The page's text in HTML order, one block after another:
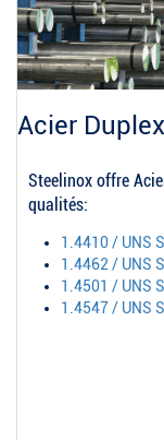
Acier
Steelinox offre
qualités:
1.4410 / UNS
1.4462 / UNS
1.4501 / UNS
1.4547 / UNS